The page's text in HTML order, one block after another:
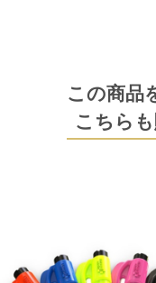
この商品
こちら